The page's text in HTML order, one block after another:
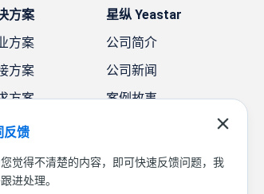
反馈
觉得不清楚的内容，即可快速反馈问题，我
进处理。
方案
方案
方案
方案
星纵 Yeastar
公司简介
公司新闻
案例故事